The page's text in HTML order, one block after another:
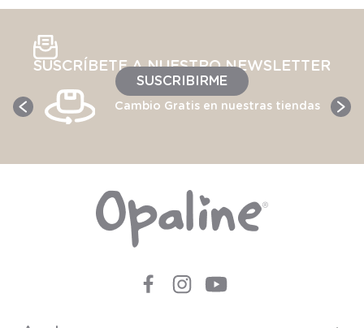
SUSCRÍBETE A NUESTRO NEWSLETTER
SUSCRIBIRME
Cambio Gratis en nuestras tiendas